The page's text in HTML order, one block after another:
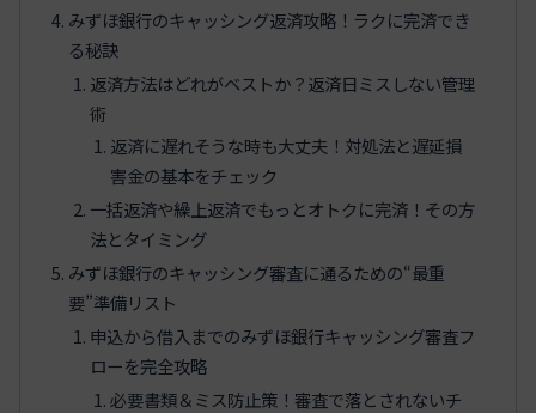
みずほ銀行のキャッシング返済攻略！ラクに完済でき
る秘訣
返済方法はどれがベストか？返済日ミスしない管理
術
返済に遅れそうな時も大丈夫！対処法と遅延損
害金の基本をチェック
一括返済や繰上返済でもっとオトクに完済！その方
法とタイミング
みずほ銀行のキャッシング審査に通るための“最重
要”準備リスト
申込から借入までのみずほ銀行キャッシング審査フ
ローを完全攻略
必要書類＆ミス防止策！審査で落とされないチ